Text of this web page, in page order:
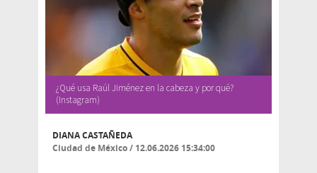
¿Qué usa Raúl Jiménez en la cabeza y por qué?
(Instagram)
DIANA CASTAÑEDA
Ciudad de México/ 12.06.2026 15:34:00